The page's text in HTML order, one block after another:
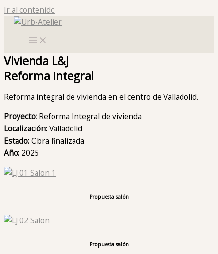
Ir al contenido
Vivienda L&J
Reforma integral
Reforma integral de vivienda en el centro de Valladolid.
Proyecto: Reforma Integral de vivienda
Localización:Valladolid
Estado:Obra finalizada
Año: 2025
Propuesta salón
Propuesta salón